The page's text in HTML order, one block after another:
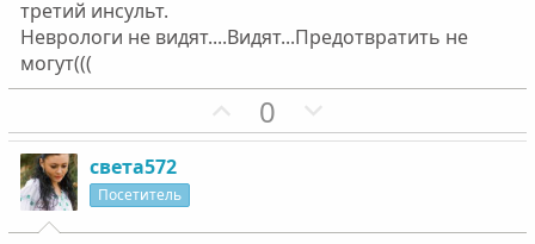
о о
третий инсульт.
Неврологи не видят....Видят...Предотвратить не
могут(((
П
о
т
0
е
т
света572
Посетитель